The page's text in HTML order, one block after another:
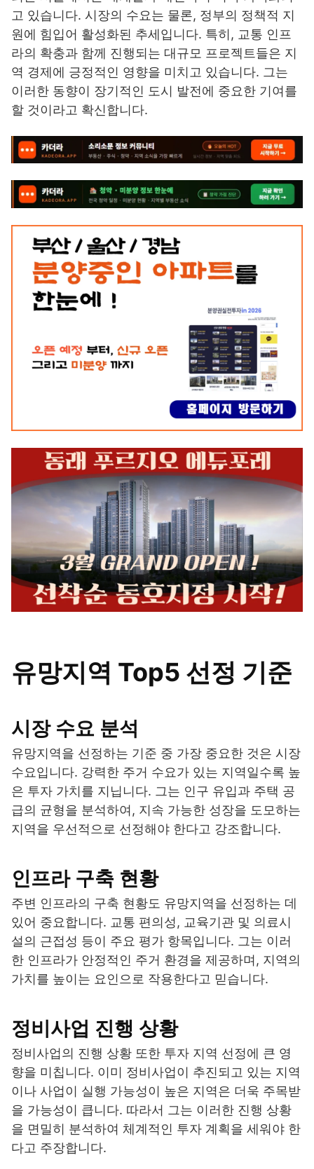
고 있습니다. 시장의 수요는 물론, 정부의 정책적 지
원에 힘입어 활성화된 추세입니다. 특히, 교통 인프
라의 확충과 함께 진행되는 대규모 프로젝트들은 지
역 경제에 긍정적인 영향을 미치고 있습니다. 그는
이러한 동향이 장기적인 도시 발전에 중요한 기여를
할 것이라고 확신합니다.
유망지역 Top5 선정 기준
시장 수요 분석
유망지역을 선정하는 기준 중 가장 중요한 것은 시장
수요입니다. 강력한 주거 수요가 있는 지역일수록 높
은 투자 가치를 지닙니다. 그는 인구 유입과 주택 공
급의 균형을 분석하여, 지속 가능한 성장을 도모하는
지역을 우선적으로 선정해야 한다고 강조합니다.
인프라 구축 현황
주변 인프라의 구축 현황도 유망지역을 선정하는 데
있어 중요합니다. 교통 편의성, 교육기관 및 의료시
설의 근접성 등이 주요 평가 항목입니다. 그는 이러
한 인프라가 안정적인 주거 환경을 제공하며, 지역의
가치를 높이는 요인으로 작용한다고 믿습니다.
정비사업 진행 상황
정비사업의 진행 상황 또한 투자 지역 선정에 큰 영
향을 미칩니다. 이미 정비사업이 추진되고 있는 지역
이나 사업이 실행 가능성이 높은 지역은 더욱 주목받
을 가능성이 큽니다. 따라서 그는 이러한 진행 상황
을 면밀히 분석하여 체계적인 투자 계획을 세워야 한
다고 주장합니다.